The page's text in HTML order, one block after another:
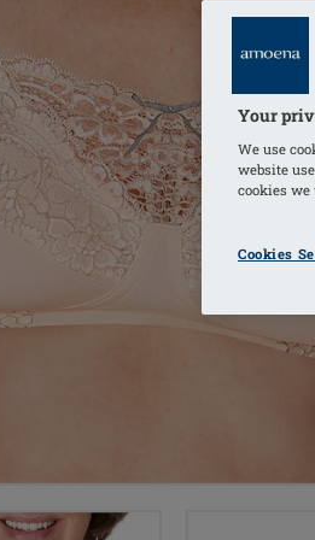
Your
We use
website
cookies we
Cookies